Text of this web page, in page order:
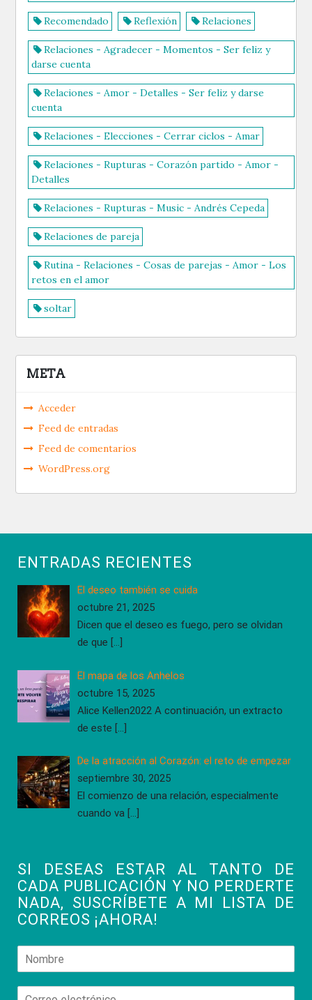
Recomendado Reflexión Relaciones
Relaciones - Agradecer - Momentos - Ser feliz y
darse cuenta
Relaciones - Amor - Detalles - Ser feliz y darse
cuenta
Relaciones - Elecciones - Cerrar ciclos - Amar
Relaciones - Rupturas - Corazón partido - Amor -
Detalles
Relaciones - Rupturas - Music - Andrés Cepeda
Relaciones de pareja
Rutina - Relaciones - Cosas de parejas - Amor - Los
retos en el amor
soltar
META
Acceder
Feed de entradas
Feed de comentarios
WordPress.org
ENTRADAS RECIENTES
El deseo también se cuida
octubre 21, 2025
Dicen que el deseo es fuego, pero se olvidan
de que […]
El mapa de los Anhelos
octubre 15, 2025
Alice Kellen2022 A continuación, un extracto
de este […]
De la atracción al Corazón: el reto de empezar
septiembre 30, 2025
El comienzo de una relación, especialmente
cuando va […]
SI DESEAS ESTAR AL TANTO DE
CADA PUBLICACIÓN Y NO PERDERTE
NADA, SUSCRÍBETE A MI LISTA DE
CORREOS ¡AHORA!